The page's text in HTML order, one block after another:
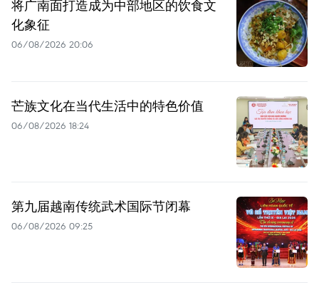
将广南面打造成为中部地区的饮食文
化象征
06/08/2026 20:06
芒族文化在当代生活中的特色价值
06/08/2026 18:24
第九届越南传统武术国际节闭幕
06/08/2026 09:25